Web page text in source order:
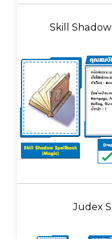
Skill
Judex